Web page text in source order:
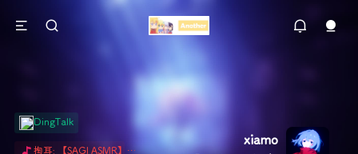
xiamo
DingTalk
掏耳: 【SAGI ASMR】今天就由阿米娅给博士掏耳吧「耳勺x鹅毛棒x吹气」 Hi-Res无损助眠 + 单刷: ASMR 精选4.0｜ 陪伴天花板 ✦扶扶の温柔哄睡 ✦ 顶级道具和语气词的交融 ✦ 扶桑大红花、